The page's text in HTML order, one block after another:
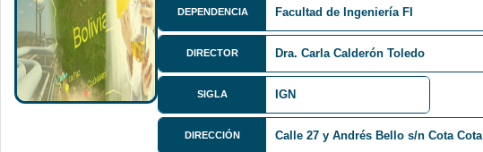
DEPENDENCIA Facultad de Ingeniería FI
DIRECTOR Dra. Carla Calderón Toledo
SIGLA IGN
DIRECCIÓN Calle 27 y Andrés Bello s/n Cota Cota